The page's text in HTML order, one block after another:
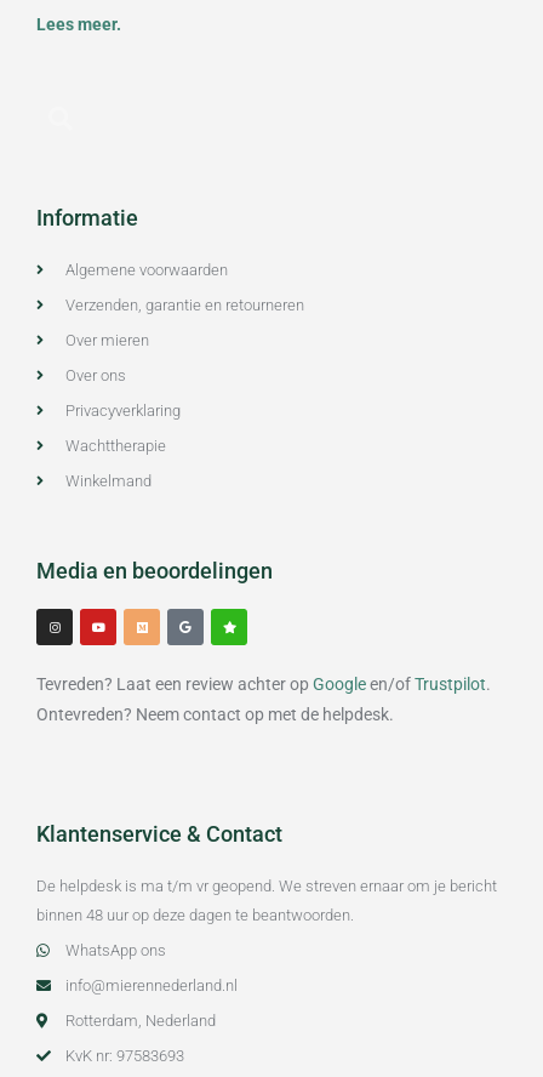
Lees meer.
Informatie
Algemene voorwaarden
Verzenden, garantie en retourneren
Over mieren
Over ons
Privacyverklaring
Wachttherapie
Winkelmand
Media en beoordelingen
I
n
s
t
r
m
Y
o
t
e
M
e
d
i
G
o
o
g
S
t
a
r
Tevreden? Laat een review achter op Googleen/ofTrustpilot.
Ontevreden? Neem contact op met de helpdesk.
Klantenservice & Contact
De helpdesk is ma t/m vr geopend. We streven ernaar om je bericht
binnen 48 uur op deze dagen te beantwoorden.
WhatsApp ons
info@mierennederland.nl
Rotterdam, Nederland
KvK nr: 97583693